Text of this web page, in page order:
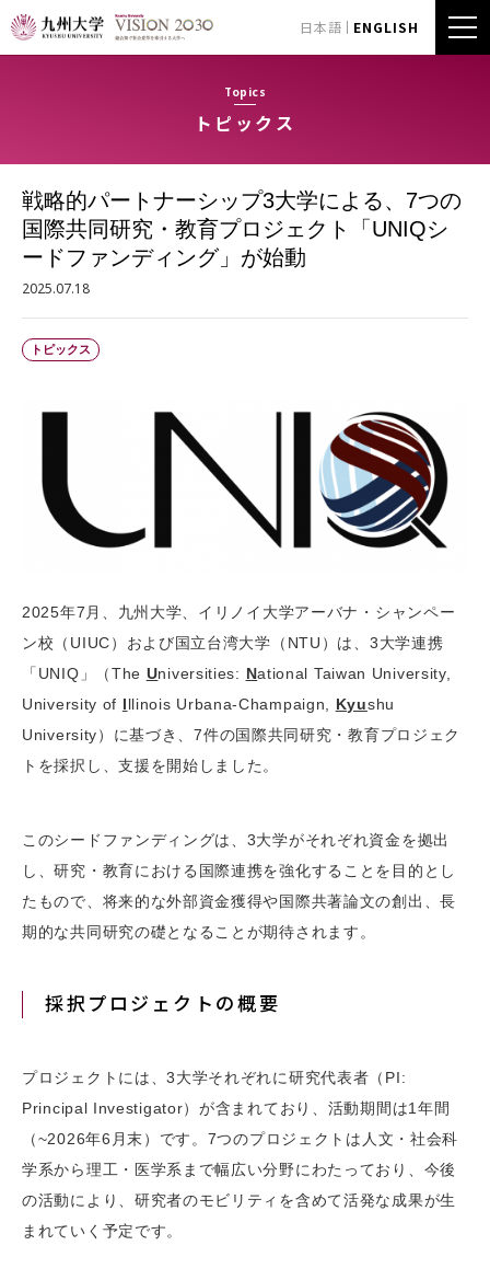
日本語 ENGLISH
Topics
トピックス
戦略的パートナーシップ3大学による、7つの
国際共同研究・教育プロジェクト「UNIQシ
ードファンディング」が始動
2025.07.18
トピックス
2025年7月、九州大学、イリノイ大学アーバナ・シャンペー
ン校（UIUC）および国立台湾大学（NTU）は、3大学連携
「UNIQ」（The Universities: National Taiwan University,
University of Illinois Urbana-Champaign, Kyushu
University）に基づき、7件の国際共同研究・教育プロジェク
トを採択し、支援を開始しました。
このシードファンディングは、3大学がそれぞれ資金を拠出
し、研究・教育における国際連携を強化することを目的とし
たもので、将来的な外部資金獲得や国際共著論文の創出、長
期的な共同研究の礎となることが期待されます。
採択プロジェクトの概要
プロジェクトには、3大学それぞれに研究代表者（PI:
Principal Investigator）が含まれており、活動期間は1年間
（~2026年6月末）です。7つのプロジェクトは人文・社会科
学系から理工・医学系まで幅広い分野にわたっており、今後
の活動により、研究者のモビリティを含めて活発な成果が生
まれていく予定です。